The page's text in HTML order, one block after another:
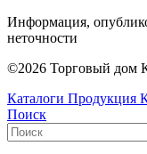
Информация,
неточности
©2026 Торговый дом
Каталоги Продукция
Поиск